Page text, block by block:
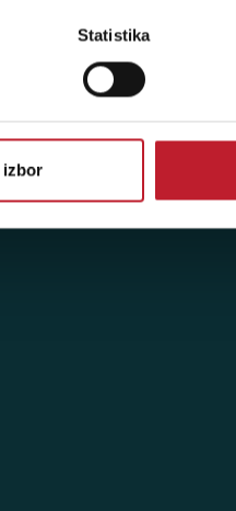
Statistika
izbor